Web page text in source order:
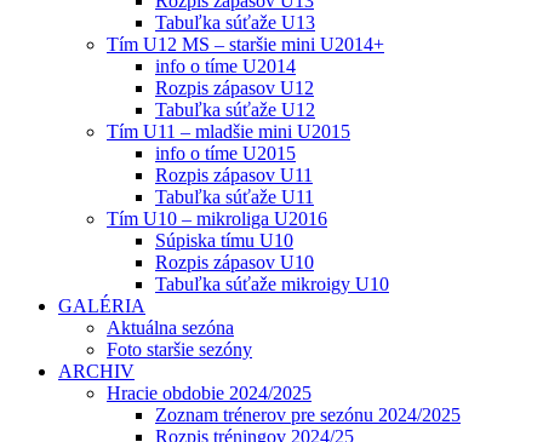
Tabuľka súťaže U13
Tím U12 MS – staršie mini U2014+
info o tíme U2014
Rozpis zápasov U12
Tabuľka súťaže U12
Tím U11 – mladšie mini U2015
info o tíme U2015
Rozpis zápasov U11
Tabuľka súťaže U11
Tím U10 – mikroliga U2016
Súpiska tímu U10
Rozpis zápasov U10
Tabuľka súťaže mikroigy U10
GALÉRIA
Aktuálna sezóna
Foto staršie sezóny
ARCHIV
Hracie obdobie 2024/2025
Zoznam trénerov pre sezónu 2024/2025
Rozpis tréningov 2024/25